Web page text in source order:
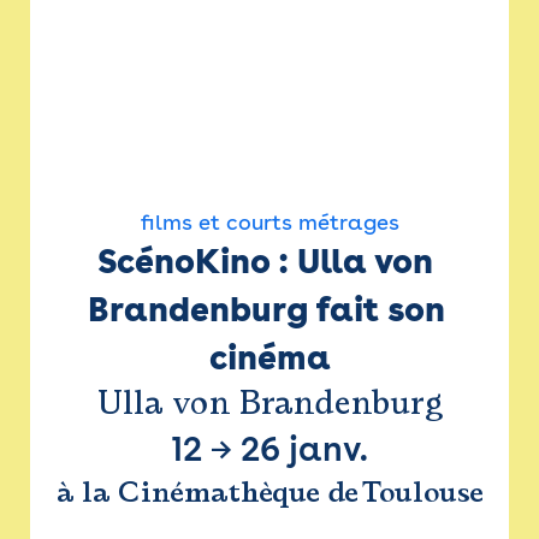
films et courts métrages
ScénoKino : Ulla von
Brandenburg fait son
cinéma
Ulla von Brandenburg
12 → 26 janv.
à la Cinémathèque de Toulouse